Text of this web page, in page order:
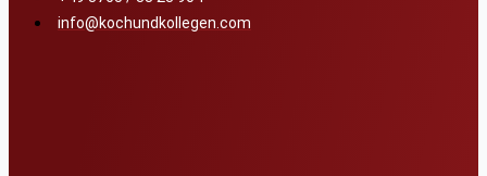
info@kochundkollegen.com